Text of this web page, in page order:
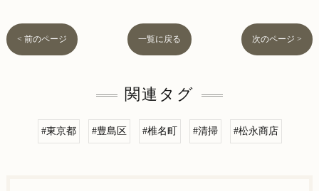
< 前のページ 一覧に戻る 次のページ >
関連タグ
#東京都 #豊島区 #椎名町 #清掃 #松永商店